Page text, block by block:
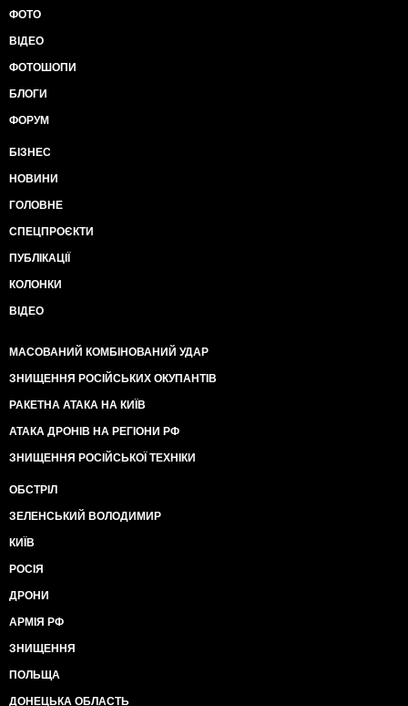
ФОТО
ВІДЕО
ФОТОШОПИ
БЛОГИ
ФОРУМ
БІЗНЕС
НОВИНИ
ГОЛОВНЕ
СПЕЦПРОЄКТИ
ПУБЛІКАЦІЇ
КОЛОНКИ
ВІДЕО
МАСОВАНИЙ КОМБІНОВАНИЙ УДАР
ЗНИЩЕННЯ РОСІЙСЬКИХ ОКУПАНТІВ
РАКЕТНА АТАКА НА КИЇВ
АТАКА ДРОНІВ НА РЕГІОНИ РФ
ЗНИЩЕННЯ РОСІЙСЬКОЇ ТЕХНІКИ
ОБСТРІЛ
ЗЕЛЕНСЬКИЙ ВОЛОДИМИР
КИЇВ
РОСІЯ
ДРОНИ
АРМІЯ РФ
ЗНИЩЕННЯ
ПОЛЬЩА
ДОНЕЦЬКА ОБЛАСТЬ